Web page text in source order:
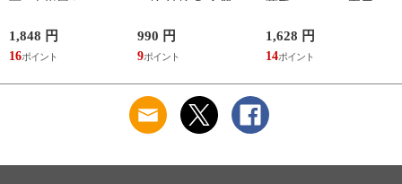
い ベーシックカラー
ゆったりメッシュメ
ンズ5本指ソックス
1,848 円
16
対応 レンジ 割れな
い 軽い 木目 Natule
レンジ手付木目椀 L
990 円
9
止 グッズ 夏 備長炭
メッシュサポーター
1,628 円
14